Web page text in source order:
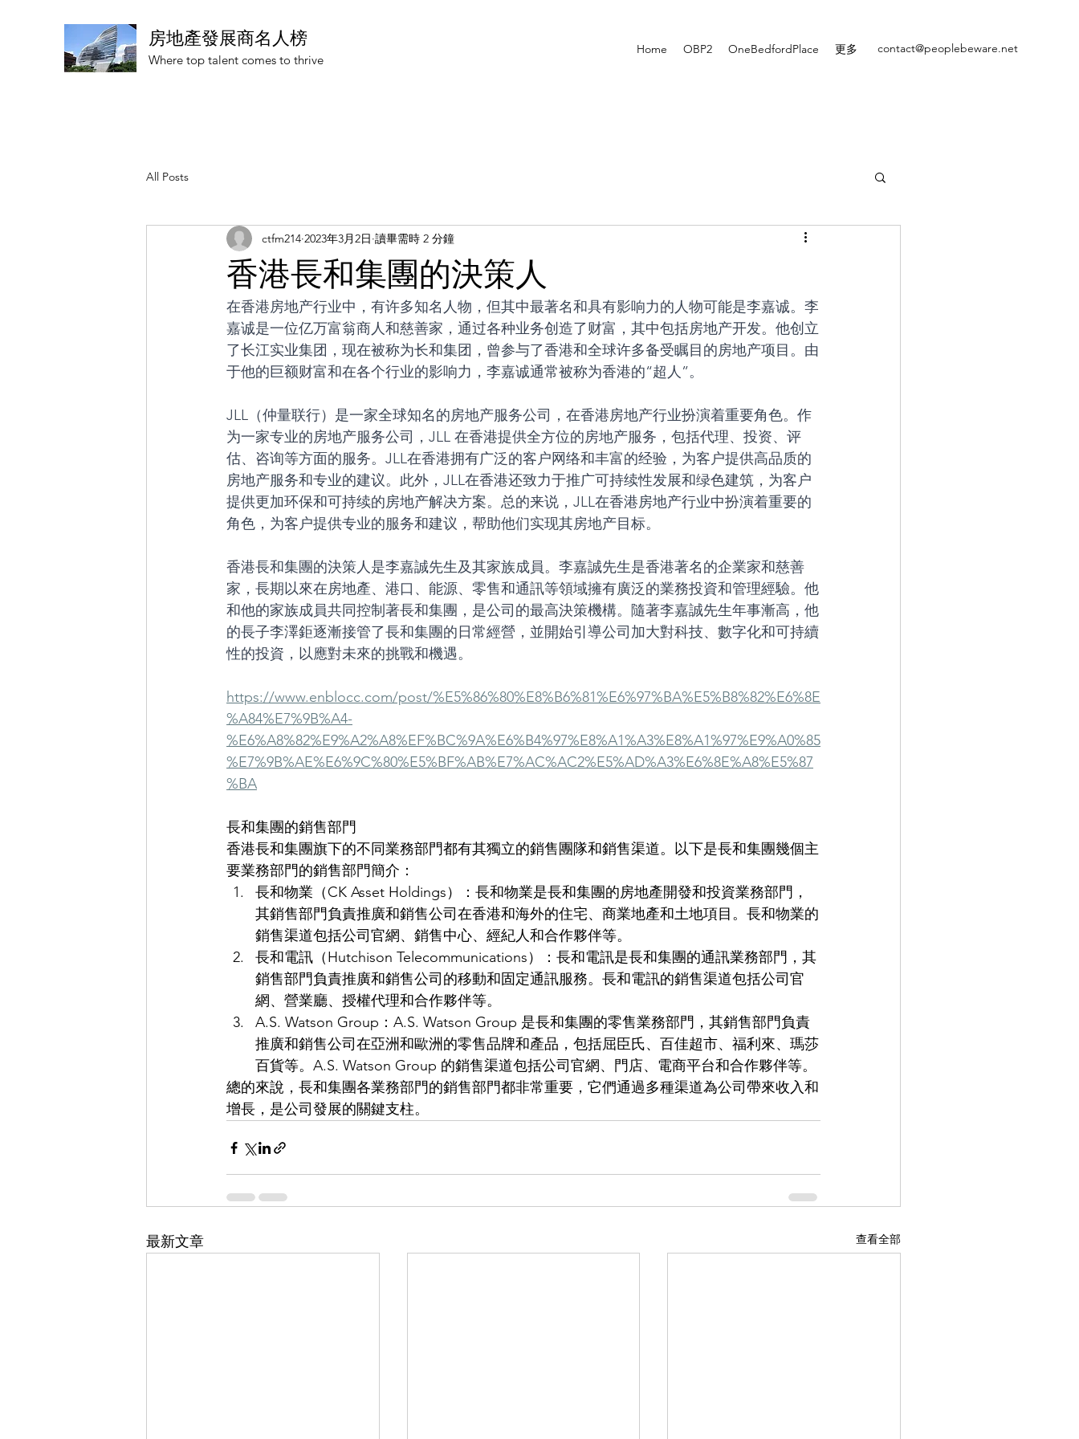
房地產發展商名人榜
Where top talent comes to thrive
Home OBP2 OneBedfordPlace 更多 contact@peoplebeware.net
All Posts
香港長和集團的決策人
ctfm214 2023年3月2日 讀畢需時 2 分鐘
在香港房地产行业中，有许多知名人物，但其中最著名和具有影响力的人物可能是李嘉诚。李
嘉诚是一位亿万富翁商人和慈善家，通过各种业务创造了财富，其中包括房地产开发。他创立
了长江实业集团，现在被称为长和集团，曾参与了香港和全球许多备受瞩目的房地产项目。由
于他的巨额财富和在各个行业的影响力，李嘉诚通常被称为香港的“超人”。
JLL（仲量联行）是一家全球知名的房地产服务公司，在香港房地产行业扮演着重要角色。作
为一家专业的房地产服务公司，JLL 在香港提供全方位的房地产服务，包括代理、投资、评
估、咨询等方面的服务。JLL在香港拥有广泛的客户网络和丰富的经验，为客户提供高品质的
房地产服务和专业的建议。此外，JLL在香港还致力于推广可持续性发展和绿色建筑，为客户
提供更加环保和可持续的房地产解决方案。总的来说，JLL在香港房地产行业中扮演着重要的
角色，为客户提供专业的服务和建议，帮助他们实现其房地产目标。
香港長和集團的決策人是李嘉誠先生及其家族成員。李嘉誠先生是香港著名的企業家和慈善
家，長期以來在房地產、港口、能源、零售和通訊等領域擁有廣泛的業務投資和管理經驗。他
和他的家族成員共同控制著長和集團，是公司的最高決策機構。隨著李嘉誠先生年事漸高，他
的長子李澤鉅逐漸接管了長和集團的日常經營，並開始引導公司加大對科技、數字化和可持續
性的投資，以應對未來的挑戰和機遇。
https://www.enblocc.com/post/%E5%86%80%E8%B6%81%E6%97%BA%E5%B8%82%E6%8E
%A84%E7%9B%A4-
%E6%A8%82%E9%A2%A8%EF%BC%9A%E6%B4%97%E8%A1%A3%E8%A1%97%E9%A0%85
%E7%9B%AE%E6%9C%80%E5%BF%AB%E7%AC%AC2%E5%AD%A3%E6%8E%A8%E5%87
%BA
長和集團的銷售部門
香港長和集團旗下的不同業務部門都有其獨立的銷售團隊和銷售渠道。以下是長和集團幾個主
要業務部門的銷售部門簡介：
長和物業（CK Asset Holdings）：長和物業是長和集團的房地產開發和投資業務部門，
其銷售部門負責推廣和銷售公司在香港和海外的住宅、商業地產和土地項目。長和物業的
銷售渠道包括公司官網、銷售中心、經紀人和合作夥伴等。
長和電訊（Hutchison Telecommunications）：長和電訊是長和集團的通訊業務部門，其
銷售部門負責推廣和銷售公司的移動和固定通訊服務。長和電訊的銷售渠道包括公司官
網、營業廳、授權代理和合作夥伴等。
A.S. Watson Group：A.S. Watson Group 是長和集團的零售業務部門，其銷售部門負責
推廣和銷售公司在亞洲和歐洲的零售品牌和產品，包括屈臣氏、百佳超市、福利來、瑪莎
百貨等。A.S. Watson Group 的銷售渠道包括公司官網、門店、電商平台和合作夥伴等。
總的來說，長和集團各業務部門的銷售部門都非常重要，它們通過多種渠道為公司帶來收入和
增長，是公司發展的關鍵支柱。
最新文章 查看全部